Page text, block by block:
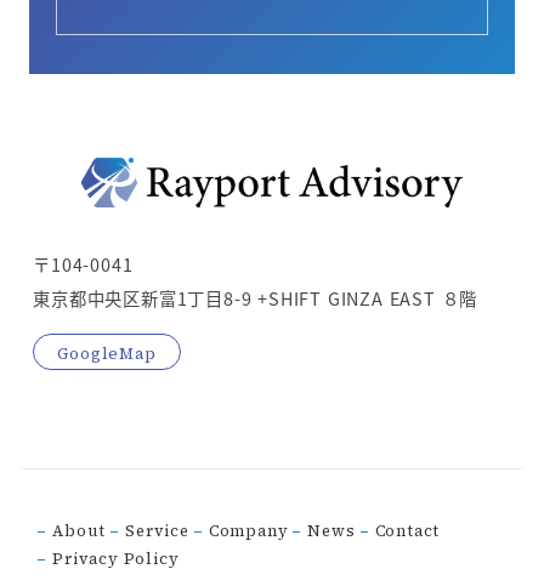
〒104-0041
東京都中央区新富1丁目8-9 +SHIFT GINZA EAST ８階
GoogleMap
About Service Company News
Contact
Privacy Policy